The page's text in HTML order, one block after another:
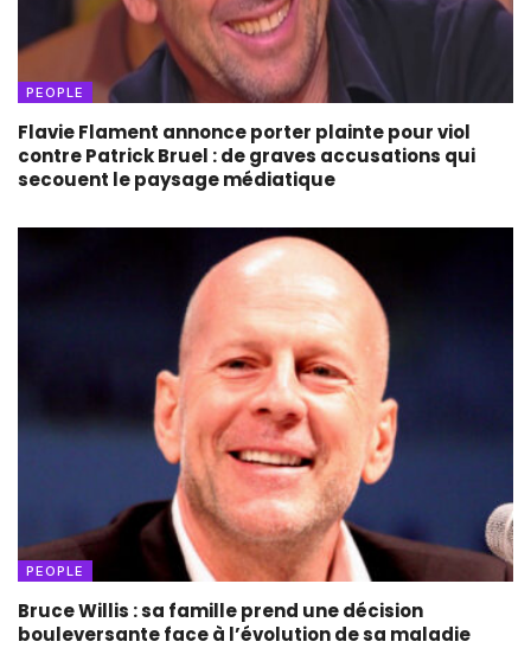
PEOPLE
Flavie Flament annonce porter plainte pour viol
contre Patrick Bruel : de graves accusations qui
secouent le paysage médiatique
PEOPLE
Bruce Willis : sa famille prend une décision
bouleversante face à l’évolution de sa maladie